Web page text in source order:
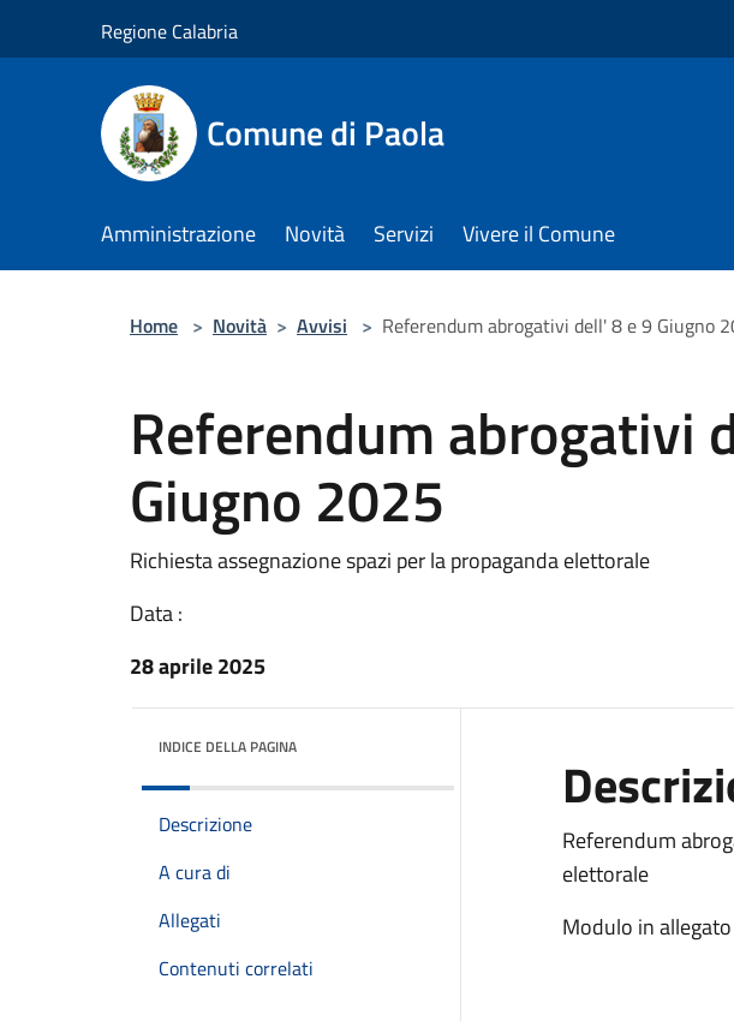
Regione Calabria
Comune di Paola
Amministrazione Novità Servizi Vivere il Comune
Home > Novità > Avvisi > Referendum abrogativi dell' 8 e 9 Giugno
Referendum abrogativi
Giugno 2025
Richiesta assegnazione spazi per la propaganda elettorale
Data :
28 aprile 2025
INDICE DELLA PAGINA
Descrizione
A cura di
Allegati
Contenuti correlati
Referendum
elettorale
Modulo in allegato